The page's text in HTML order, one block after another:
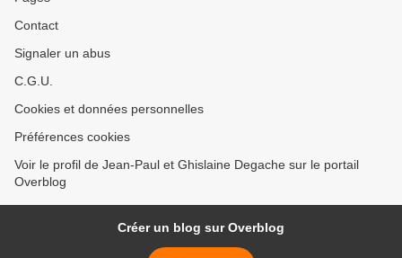
Contact
Signaler un abus
C.G.U.
Cookies et données personnelles
Préférences cookies
Voir le profil de Jean-Paul et Ghislaine Degache sur le portail
Overblog
Créer un blog sur Overblog